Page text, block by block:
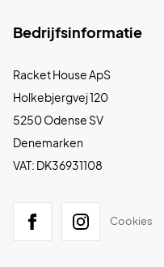
Bedrijfsinformatie
Racket House ApS
Holkebjergvej 120
5250 Odense SV
Denemarken
VAT: DK36931108
Cookies